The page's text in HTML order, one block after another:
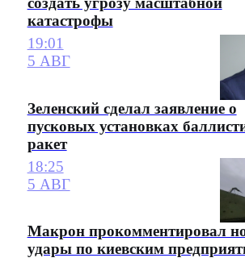
катастрофы
19:01
5 АВГ
Зеленский сделал заявление о
пусковых установках
ракет
18:25
5 АВГ
Макрон прокомментировал
удары по киевским